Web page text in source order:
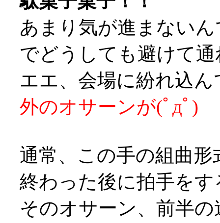
あまり気が進まない
でどうしても避けて
エエ、会場に紛れ込
外のオサーンが(ﾟдﾟ)
通常、この手の組曲
終わった後に拍手を
そのオサーン、前半